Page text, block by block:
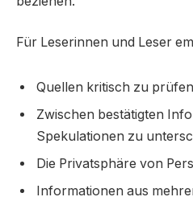
Für Leserinnen und Leser
Quellen kritisch zu
Zwischen bestätigten
Spekulationen zu
Die Privatsphäre von
Informationen aus